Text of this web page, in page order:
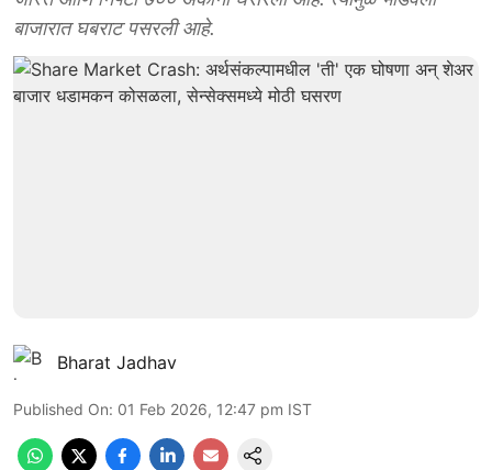
बाजारात घबराट पसरली आहे.
Bharat Jadhav
Published On: 01 Feb 2026, 12:47 pm IST